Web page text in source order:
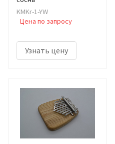
KMKr-1-YW
Цена по запросу
Узнать цену